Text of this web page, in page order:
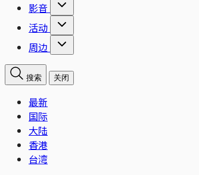
影音
活动
周边
搜索 关闭
最新
国际
大陆
香港
台湾